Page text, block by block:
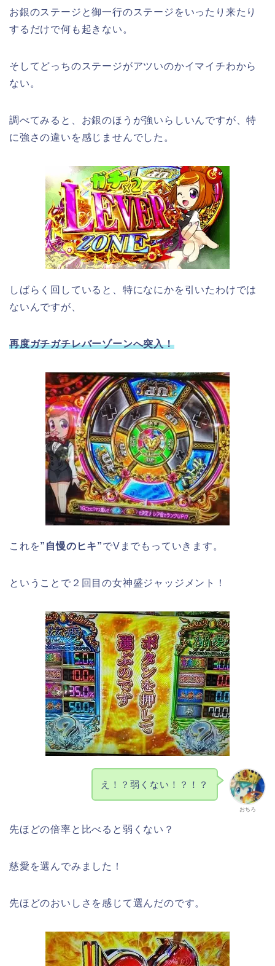
お銀のステージと御一行のステージをいったり来たり
するだけで何も起きない。
そしてどっちのステージがアツいのかイマイチわから
ない。
調べてみると、お銀のほうが強いらしいんですが、特
に強さの違いを感じませんでした。
しばらく回していると、特になにかを引いたわけでは
ないんですが、
再度ガチガチレバーゾーンへ突入！
これを”自慢のヒキ”でVまでもっていきます。
ということで２回目の女神盛ジャッジメント！
おちろ
え！？弱くない！？！？
先ほどの倍率と比べると弱くない？
慈愛を選んでみました！
先ほどのおいしさを感じて選んだのです。